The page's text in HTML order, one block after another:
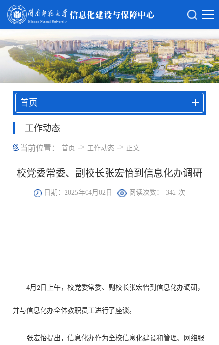
首页
工作动态
当前位置： 首页 -> 工作动态 -> 正文
校党委常委、副校长张宏怡到信息化办调研
日期：2025年04月02日 阅读次数： 342 次
4月 2 日上午，校党委常委、副校长张宏怡到信息化办调研，
并与信息化办全体教职员工进行 了座谈。
张宏怡提出 ，信息化办作为全校信息化建设和管理、网络服